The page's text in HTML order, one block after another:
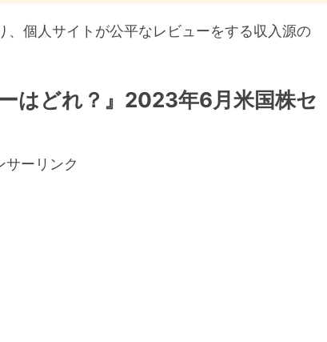
個人サイトが公平なレビューをする収入源の
はどれ？』2023年6月米国株セ
サーリンク